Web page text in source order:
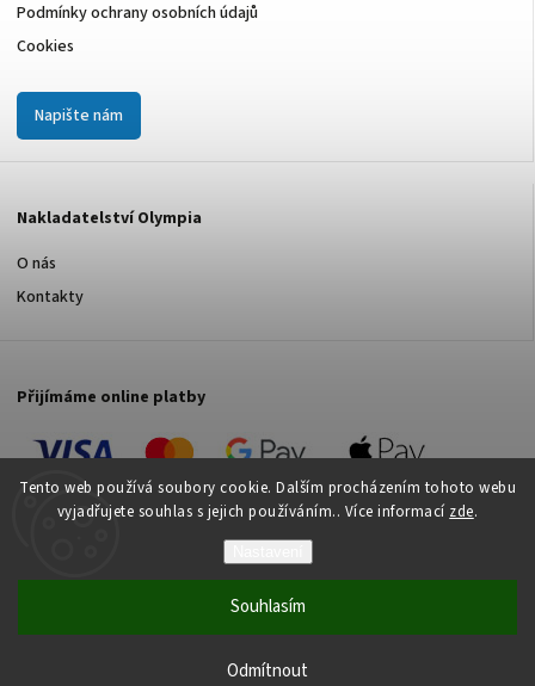
Tento web používá soubory cookie. Dalším procházením tohoto webu
vyjadřujete souhlas s jejich používáním.. Více informací zde.
Odmítnout
Souhlasím
Podmínky ochrany osobních údajů
Cookies
Napište nám
Nakladatelství Olympia
O nás
Kontakty
Přijímáme online platby
Vytvořil Shoptet
Nakladatelství Olympia s.r.o.
vyhrazena.